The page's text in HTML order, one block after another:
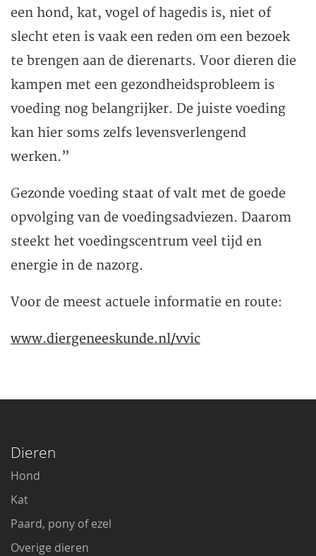
een hond, kat, vogel of hagedis is, niet of
slecht eten is vaak een reden om een bezoek
te brengen aan de dierenarts. Voor dieren die
kampen met een gezondheidsprobleem is
voeding nog belangrijker. De juiste voeding
kan hier soms zelfs levensverlengend
werken.”
Gezonde voeding staat of valt met de goede
opvolging van de voedingsadviezen. Daarom
steekt het voedingscentrum veel tijd en
energie in de nazorg.
Voor de meest actuele informatie en route:
www.diergeneeskunde.nl/vvic
Dieren
Hond
Kat
Paard, pony of ezel
Overige dieren